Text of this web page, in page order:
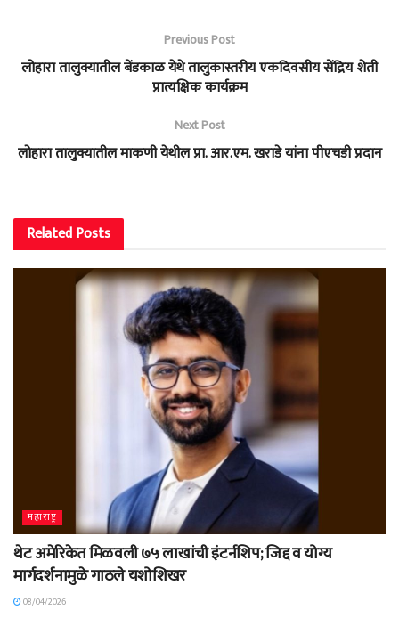
Previous Post
लोहारा तालुक्यातील बेंडकाळ येथे तालुकास्तरीय एकदिवसीय सेंद्रिय शेती
प्रात्यक्षिक कार्यक्रम
Next Post
लोहारा तालुक्यातील माकणी येथील प्रा. आर.एम. खराडे यांना पीएचडी प्रदान
RelatedPosts
महाराष्ट्र
थेट अमेरिकेत मिळवली ७५ लाखांची इंटर्नशिप; जिद्द व योग्य
मार्गदर्शनामुळे गाठले यशोशिखर
08/04/2026